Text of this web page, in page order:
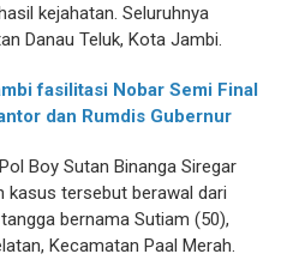
kejahatan. Seluruhnya
Danau Teluk, Kota Jambi.
fasilitasi Nobar Semi Final
dan Rumdis Gubernur
Boy Sutan Binanga Siregar
kasus tersebut berawal dari
bernama Sutiam (50),
Kecamatan Paal Merah.